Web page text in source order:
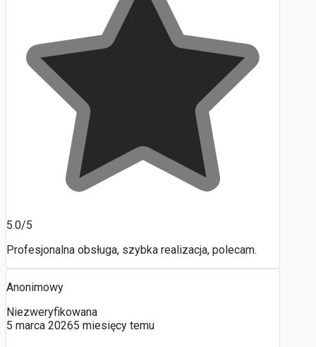
5.0/5
Profesjonalna obsługa, szybka realizacja, polecam.
Anonimowy
Niezweryfikowana
5 marca 20265 miesięcy temu